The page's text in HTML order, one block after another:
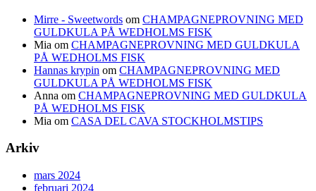
Mirre - Sweetwords om CHAMPAGNEPROVNING MED
GULDKULA PÅ WEDHOLMS FISK
Mia om CHAMPAGNEPROVNING MED GULDKULA
PÅ WEDHOLMS FISK
Hannas krypin om CHAMPAGNEPROVNING MED
GULDKULA PÅ WEDHOLMS FISK
Anna om CHAMPAGNEPROVNING MED GULDKULA
PÅ WEDHOLMS FISK
Mia om CASA DEL CAVA STOCKHOLMSTIPS
Arkiv
mars 2024
februari 2024